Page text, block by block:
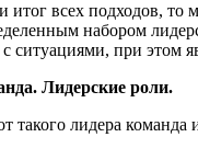
итог всех подходов, то
набором
с ситуациями, при этом
Лидерские роли.
такого лидера команда